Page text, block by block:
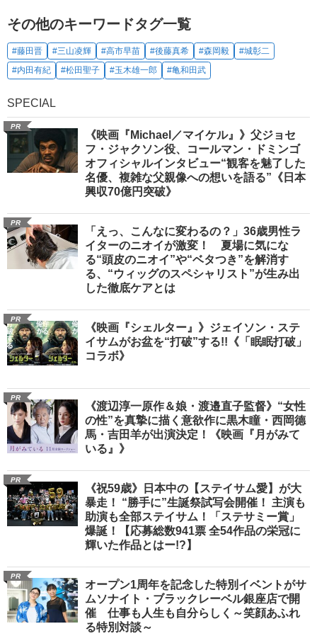
その他のキーワードタグ一覧
#藤田晋 #三山凌輝 #高市早苗 #後藤真希 #森岡毅
#城彰二
#内田有紀
#松田聖子 #玉木雄一郎 #亀和田武
SPECIAL
PR
《映画『Michael／マイケル』》父ジョセ
フ・ジャクソン役、コールマン・ドミンゴ
オフィシャルインタビュー“観客を魅了した
名優、複雑な父親像への想いを語る”《日本
興収70億円突破》
PR
「えっ、こんなに変わるの？」36歳男性ラ
イターのニオイが激変！ 夏場に気にな
る“頭皮のニオイ”や“ベタつき”を解消す
る、“ウィッグのスペシャリスト”が生み出
した徹底ケアとは
PR
《映画『シェルター』》ジェイソン・ステ
イサムがお盆を“打破”する!!《「眠眠打破」
コラボ》
PR
《渡辺淳一原作＆娘・渡邉直子監督》“女性
の性”を真摯に描く意欲作に黒木瞳・西岡德
馬・吉田羊が出演決定！《映画『月がみて
いる』》
PR
《祝59歳》日本中の【ステイサム愛】が大
暴走！ “勝手に”生誕祭試写会開催！ 主演も
助演も全部ステイサム！「ステサミー賞」
爆誕！【応募総数941票 全54作品の栄冠に
輝いた作品とはー!?】
PR
オープン1周年を記念した特別イベントがサ
ムソナイト・ブラックレーベル銀座店で開
催 仕事も人生も自分らしく～笑顔あふれ
る特別対談～